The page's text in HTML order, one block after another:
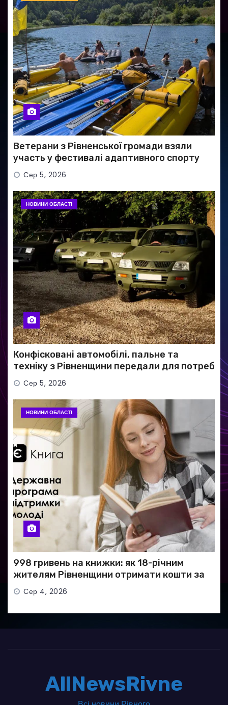
Ветерани з Рівненської громади взяли
участь у фестивалі адаптивного спорту
Сер 5, 2026
НОВИНИ ОБЛАСТІ
Конфісковані автомобілі, пальне та
техніку з Рівненщини передали для потреб
ЗСУСер 5, 2026
НОВИНИ ОБЛАСТІ
998 гривень на книжки: як 18-річним
жителям Рівненщини отримати кошти за
програмою «єКнига»
Сер 4, 2026
AllNewsRivne